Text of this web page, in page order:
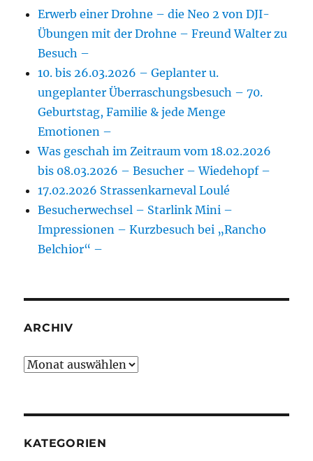
Erwerb einer Drohne – die Neo 2 von DJI-
Übungen mit der Drohne – Freund Walter zu
Besuch –
10. bis 26.03.2026 – Geplanter u.
ungeplanter Überraschungsbesuch – 70.
Geburtstag, Familie & jede Menge
Emotionen –
Was geschah im Zeitraum vom 18.02.2026
bis 08.03.2026 – Besucher – Wiedehopf –
17.02.2026 Strassenkarneval Loulé
Besucherwechsel – Starlink Mini –
Impressionen – Kurzbesuch bei „Rancho
Belchior“ –
ARCHIV
Archiv
KATEGORIEN